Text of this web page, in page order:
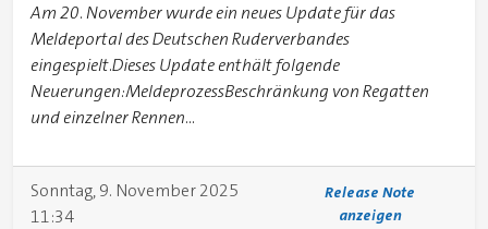
Am 20. November wurde ein neues Update für das
Meldeportal des Deutschen Ruderverbandes
eingespielt.Dieses Update enthält folgende
Neuerungen:MeldeprozessBeschränkung von Regatten
und einzelner Rennen...
Sonntag, 9. November 2025
11:34
Release Note
anzeigen